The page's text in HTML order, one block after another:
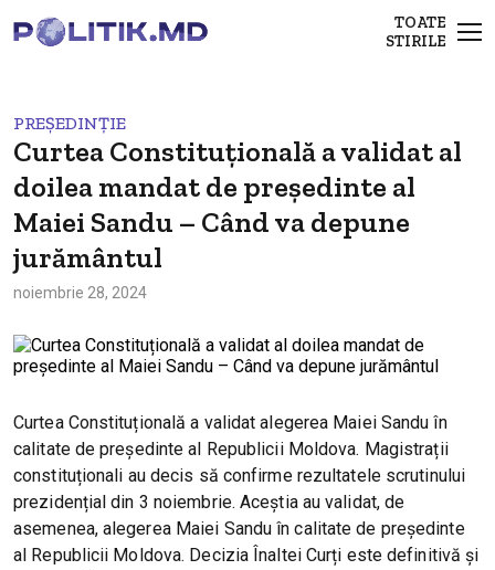
TOATE
STIRILE
PREȘEDINȚIE
Curtea Constituțională a validat al
doilea mandat de președinte al
Maiei Sandu – Când va depune
jurământul
noiembrie 28, 2024
Curtea Constituțională a validat alegerea Maiei Sandu în
calitate de președinte al Republicii Moldova. Magistrații
constituționali au decis să confirme rezultatele scrutinului
prezidențial din 3 noiembrie. Aceștia au validat, de
asemenea, alegerea Maiei Sandu în calitate de președinte
al Republicii Moldova. Decizia Înaltei Curți este definitivă și